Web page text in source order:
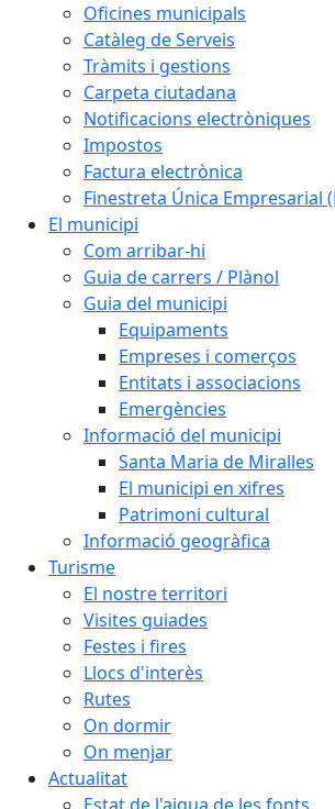
Oficines municipals
Catàleg de Serveis
Tràmits i gestions
Carpeta ciutadana
Notificacions electròniques
Impostos
Factura electrònica
Finestreta Única Empresarial
El municipi
Com arribar-hi
Guia de carrers / Plànol
Guia del municipi
Equipaments
Empreses i comerços
Entitats i associacions
Emergències
Informació del municipi
Santa Maria de Miralles
El municipi en xifres
Patrimoni cultural
Informació geogràfica
Turisme
El nostre territori
Visites guiades
Festes i fires
Llocs d'interès
Rutes
On dormir
On menjar
Actualitat